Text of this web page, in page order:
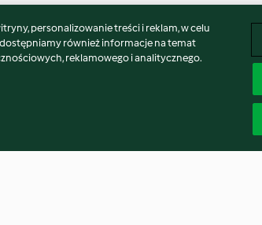
personalizowanie treści i reklam, w celu
również informacje na temat
reklamowego i analitycznego.